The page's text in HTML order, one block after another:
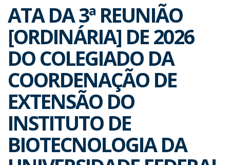
ATA DA 3ª REUNIÃO
[ORDINÁRIA] DE 2026
DO COLEGIADO DA
COORDENAÇÃO DE
EXTENSÃO DO
INSTITUTO DE
BIOTECNOLOGIA DA